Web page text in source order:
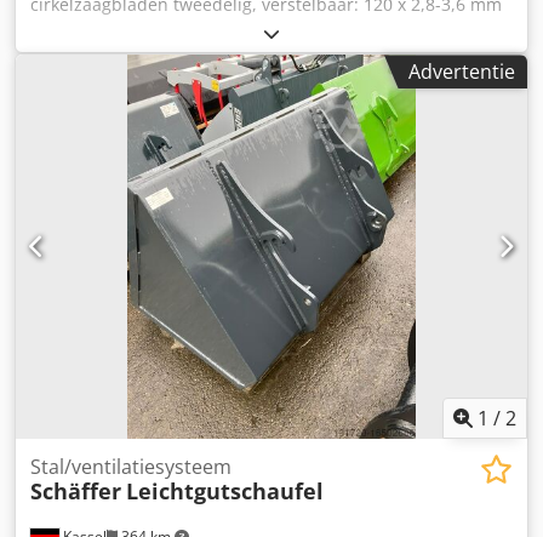
cirkelzaagbladen tweedelig, verstelbaar: 120 x 2,8-3,6 mm
voor: voorritsen van plaatmateriaal, laminaat, ... Dcedpfx
Abob D I Dzj Rsk met hardmetalen inzet gewicht: 0,3 kg
Advertentie
1 /2
Stal/ventilatiesysteem
Schäffer Leichtgutschaufel